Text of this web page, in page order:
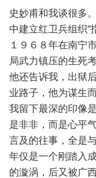
史妙甫和我谈很多
中建立红卫兵组织“
１９６８年在南宁
局武力镇压的生死
他还告诉我，出狱
业路子，他为谋生
我留下最深的印像
是非非，而是心平
言及的往事，全是
年仅是一个刚踏入
的漩涡，后又被广